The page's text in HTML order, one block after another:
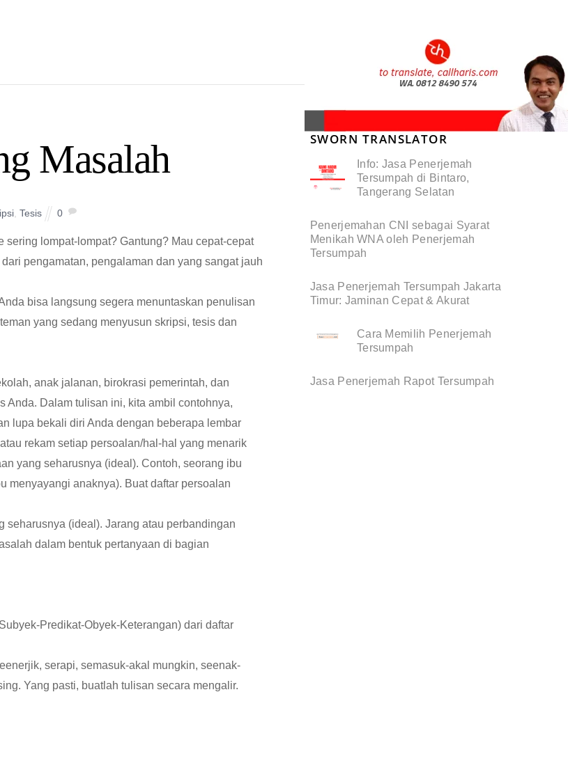
Masalah
,Tesis 0
lompat-lompat? Gantung? Mau cepat-cepat
pengamatan, pengalaman dan yang sangat jauh
bisa langsung segera menuntaskan penulisan
yang sedang menyusun skripsi, tesis dan
anak jalanan, birokrasi pemerintah, dan
Anda. Dalam tulisan ini, kita ambil contohnya,
lupa bekali diri Anda dengan beberapa lembar
rekam setiap persoalan/hal-hal yang menarik
yang seharusnya (ideal). Contoh, seorang ibu
menyayangi anaknya). Buat daftar persoalan
seharusnya (ideal). Jarang atau perbandingan
dalam bentuk pertanyaan di bagian
Predikat-Obyek-Keterangan) dari daftar
serapi, semasuk-akal mungkin, seenak-
Yang pasti, buatlah tulisan secara mengalir.
SWORN TRANSLATOR
Info: Jasa Penerjemah
Tersumpah di Bintaro,
Tangerang Selatan
Penerjemahan CNI sebagai Syarat
Menikah WNA oleh Penerjemah
Tersumpah
Jasa Penerjemah Tersumpah Jakarta
Timur: Jaminan Cepat & Akurat
Cara Memilih Penerjemah
Tersumpah
Jasa Penerjemah Rapot Tersumpah